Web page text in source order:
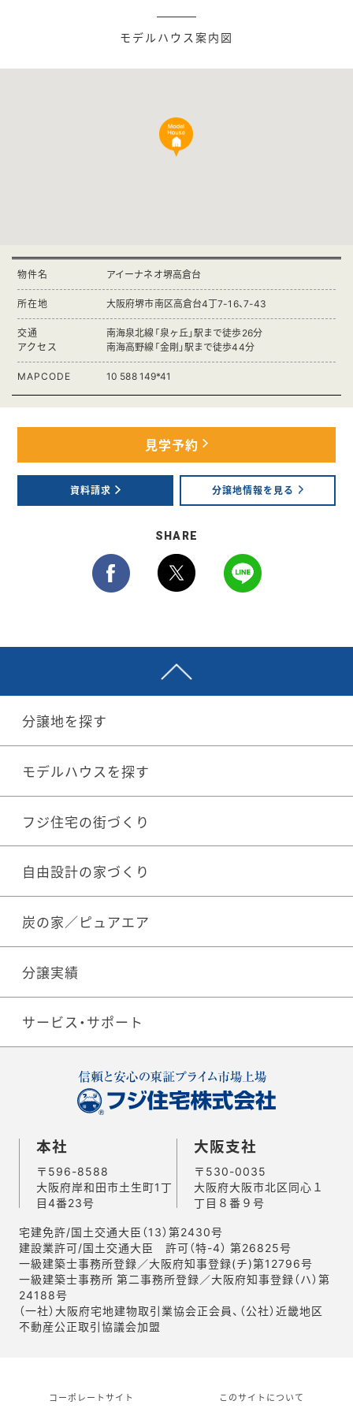
モデルハウス案内図
物件名 アイーナネオ堺高倉台
所在地 大阪府堺市南区高倉台4丁7-16、7-43
交通
アクセス
南海泉北線「泉ヶ丘」駅まで徒歩26分
南海高野線「金剛」駅まで徒歩44分
MAPCODE 10 588 149*41
見学予約
資料請求 分譲地情報を見る
SHARE
分譲地を探す
モデルハウスを探す
フジ住宅の街づくり
自由設計の家づくり
炭の家／ピュアエア
分譲実績
サービス・サポート
本社
〒596-8588
大阪府岸和田市土生町1丁
目4番23号
大阪支社
〒530-0035
大阪府大阪市北区同心１
丁目８番９号
宅建免許/国土交通大臣（13）第2430号
建設業許可/国土交通大臣 許可（特-4） 第26825号
一級建築士事務所登録／大阪府知事登録(チ)第12796号
一級建築士事務所 第二事務所登録／大阪府知事登録（ハ）第
24188号
（一社）大阪府宅地建物取引業協会正会員、（公社）近畿地区
不動産公正取引協議会加盟
コーポレートサイト このサイトについて